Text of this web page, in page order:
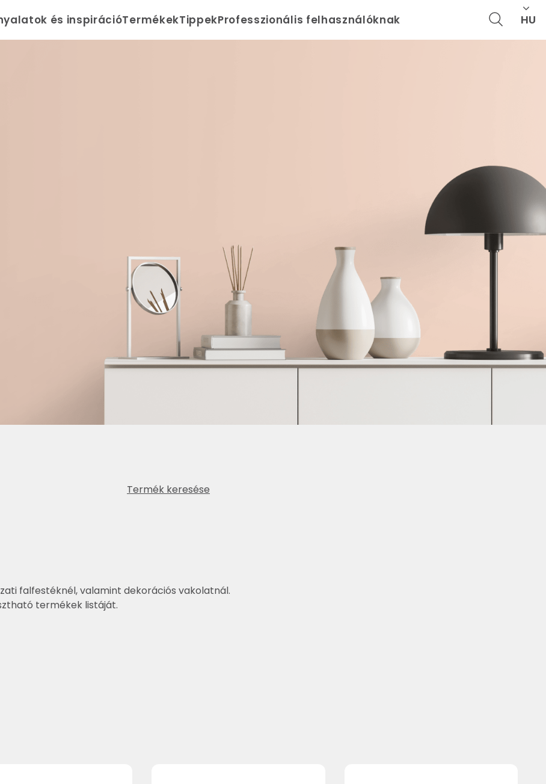
és inspirációTermékekTippekProfesszionális felhasználóknak HU
Termék keresése
falfestéknél, valamint dekorációs vakolatnál.
termékek listáját.